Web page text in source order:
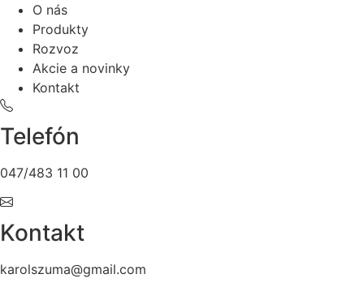
O nás
Produkty
Rozvoz
Akcie a novinky
Kontakt
Telefón
047/483 11 00
Kontakt
karolszuma@gmail.com